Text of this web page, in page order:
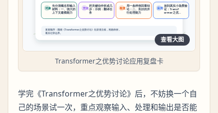
查看大图
Transformer之优势讨论应用复盘卡
学完《Transformer之优势讨论》后，不妨换一个自
己的场景试一次，重点观察输入、处理和输出是否能